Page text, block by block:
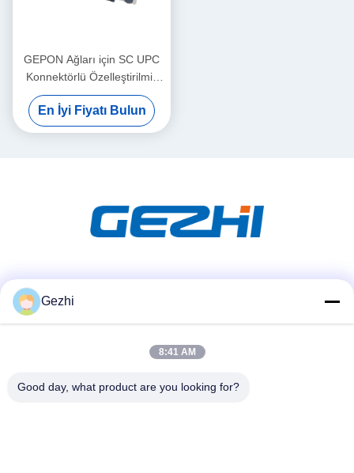
GEPON Ağları için SC UPC
Konnektörlü Özelleştirilmiş
1x8 PLC Ayırıcı
En İyi Fiyatı Bulun
Hızlı iletişim
Tel
Gezhi
8:41 AM
Good day, what product are you looking for?